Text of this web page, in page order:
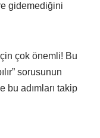
gidemediğini
çok önemli! Bu
sorusunun
bu adımları takip